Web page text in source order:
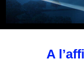
A